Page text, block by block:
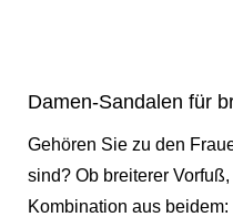
Damen-Sandalen für
Gehören Sie zu den
sind? Ob breiterer
Kombination aus